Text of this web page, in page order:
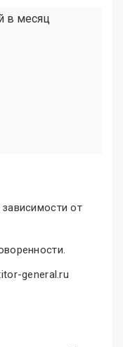
в месяц
от
general.ru